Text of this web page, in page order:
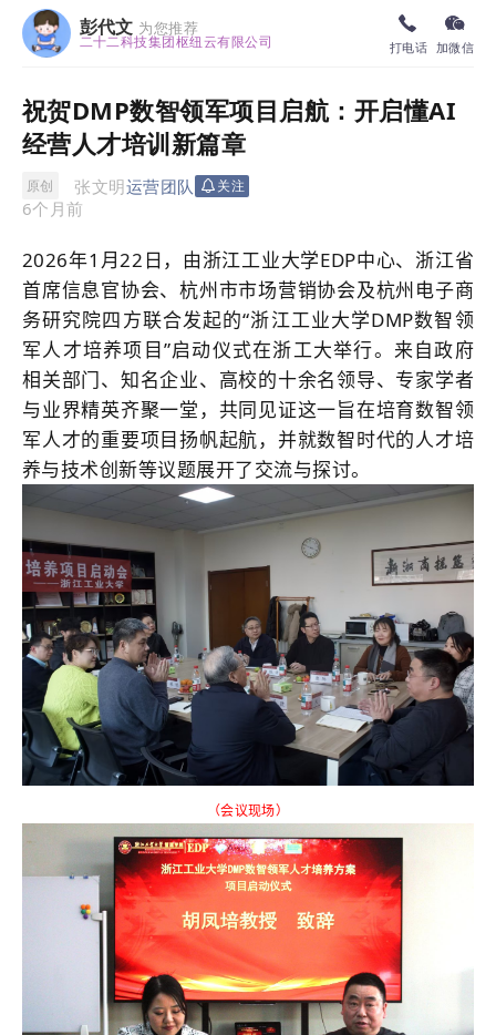
彭代文 为您推荐
二十二科技集团枢纽云有限公司 打电话 加微信
祝贺DMP数智领军项目启航：开启懂AI
经营人才培训新篇章
原创 张文明运营团队 关注
6个月前
2026年1月22 日，由浙江工业大学EDP中心、浙江省
首席信息官协会、杭州市市场营销协会及杭州电子商
务研究院四方联合发起的“浙江工业大学DMP数智领
军人才培养项目”启动仪式在浙工大举行。 来自政府
相关部门、知名企业、高校的十余名领导、专家学者
与业界精英齐聚一堂， 共同见证这一旨在培育数智领
军人才的重要项目扬帆起航，并就数智时代的人才培
养与技术创新等议题展开了交流与探讨。
（会议现场）